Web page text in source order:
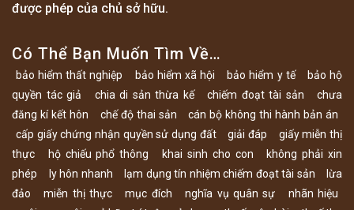
được phép của chủ sở hữu.
Có Thể Bạn Muốn Tìm Về…
bảo hiểm thất nghiệp bảo hiểm xã hội bảo hiểm y tế
bảo hộ
quyền tác giả
chia di sản thừa kế chiếm đoạt tài sản
chưa
đăng kí kết hôn
chế độ thai sản
cán bộ không thi hành bản án
cấp giấy chứng nhận quyền sử dụng đất
giải đáp
giấy miễn thị
thực
hộ chiếu phổ thông khai sinh cho con
không phải xin
phép
ly hôn nhanh lạm dụng tín nhiệm chiếm đoạt tài sản
lừa
đảo
miễn thị thực mục đích nghĩa vụ quân sự
nhãn hiệu